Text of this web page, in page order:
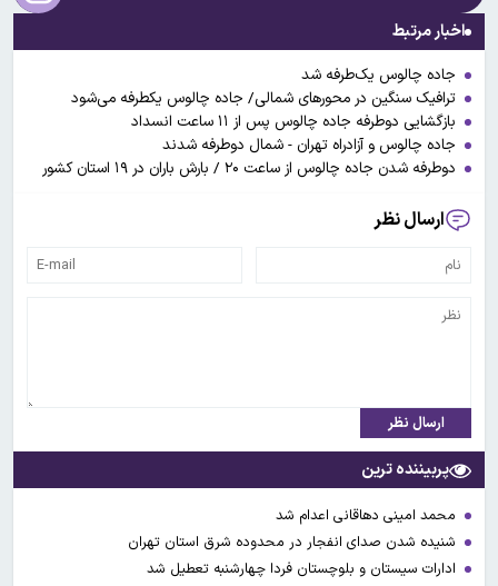
اخبار مرتبط
جاده چالوس یک‌طرفه شد
ترافیک سنگین در محورهای شمالی/ جاده چالوس یکطرفه می‌شود
بازگشایی دوطرفه جاده چالوس پس از ۱۱ ساعت انسداد
جاده چالوس و آزادراه تهران - شمال دوطرفه شدند
دوطرفه شدن جاده چالوس از ساعت ۲۰ / بارش باران در ۱۹ استان کشور
ارسال نظر
ارسال نظر
پربیننده ترین
محمد امینی دهاقانی اعدام شد
شنیده شدن صدای انفجار در محدوده شرق استان تهران
ادارات سیستان و بلوچستان فردا چهارشنبه تعطیل شد